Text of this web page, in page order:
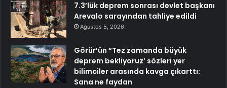
7.3’lük deprem sonrası devlet başkanı
Arevalo sarayından tahliye edildi
Ağustos 5, 2026
Görür’ün “Tez zamanda büyük
deprem bekliyoruz’ sözleri yer
bilimciler arasında kavga çıkarttı:
Sana ne faydan